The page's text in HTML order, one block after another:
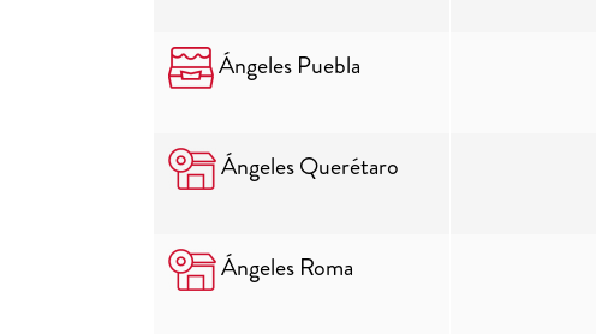
Ángeles Puebla
Ángeles Querétaro
Ángeles Roma